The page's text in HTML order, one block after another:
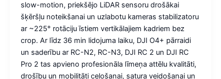
slow-motion, priekšējo LiDAR sensoru drošākai
šķēršļu noteikšanai un uzlabotu kameras stabilizatoru
ar ~225° rotāciju īstiem vertikālajiem kadriem bez
crop. Ar līdz 36 min lidojuma laiku, DJI O4+ pārraidi
un saderību ar RC-N2, RC-N3, DJI RC 2 un DJI RC
Pro 2 tas apvieno profesionāla līmeņa attēlu kvalitāti,
drošību un mobilitāti ceļošanai, satura veidošanai un